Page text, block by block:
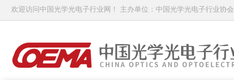
欢迎访问中国光学光电子行业网！ 主办单位：中国光学光电子行业协会